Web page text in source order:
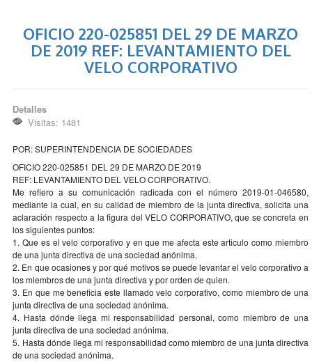
OFICIO 220-025851 DEL 29 DE MARZO
DE 2019 REF: LEVANTAMIENTO DEL
VELO CORPORATIVO
Detalles
Visitas: 1481
POR: SUPERINTENDENCIA DE SOCIEDADES
OFICIO 220-025851 DEL 29 DE MARZO DE 2019
REF: LEVANTAMIENTO DEL VELO CORPORATIVO.
Me refiero a su comunicación radicada con el número 2019-01-046580,
mediante la cual, en su calidad de miembro de la junta directiva, solicita una
aclaración respecto a la figura del VELO CORPORATIVO, que se concreta en
los siguientes puntos:
1. Que es el velo corporativo y en que me afecta este articulo como miembro
de una junta directiva de una sociedad anónima.
2. En que ocasiones y por qué motivos se puede levantar el velo corporativo a
los miembros de una junta directiva y por orden de quien.
3. En que me beneficia este llamado velo corporativo, como miembro de una
junta directiva de una sociedad anónima.
4. Hasta dónde llega mi responsabilidad personal, como miembro de una
junta directiva de una sociedad anónima.
5. Hasta dónde llega mi responsabilidad como miembro de una junta directiva
de una sociedad anónima.